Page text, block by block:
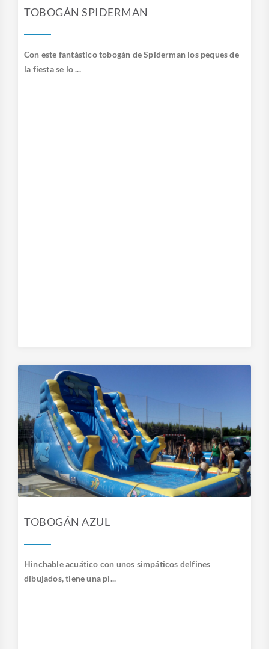
TOBOGÁN SPIDERMAN
Con este fantástico tobogán de Spiderman los peques de
la fiesta se lo ...
TOBOGÁN AZUL
Hinchable acuático con unos simpáticos delfines
dibujados, tiene una pi...